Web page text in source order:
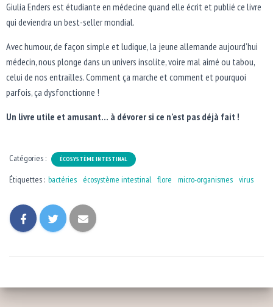
Giulia Enders est étudiante en médecine quand elle écrit et publié ce livre
qui deviendra un best-seller mondial.
Avec humour, de façon simple et ludique, la jeune allemande aujourd’hui
médecin, nous plonge dans un univers insolite, voire mal aimé ou tabou,
celui de nos entrailles. Comment ça marche et comment et pourquoi
parfois, ça dysfonctionne !
Un livre utile et amusant… à dévorer si ce n’est pas déjà fait !
Catégories : ÉCOSYSTÈME INTESTINAL
Étiquettes : bactéries écosystème intestinal flore micro-organismes virus